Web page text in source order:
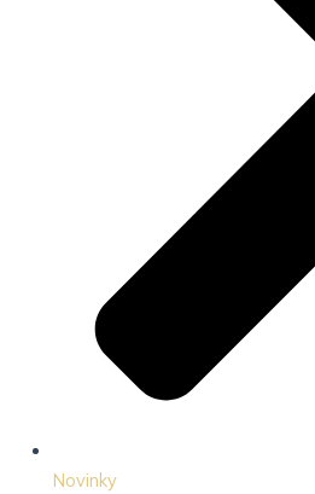
Novinky